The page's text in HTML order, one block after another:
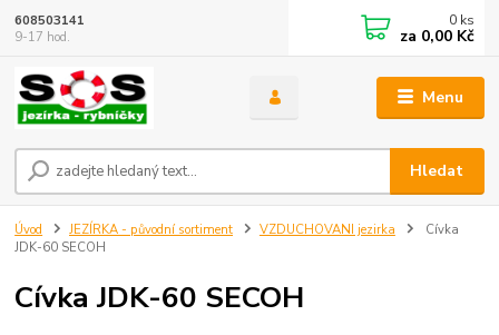
Menu
Hledat
608503141
9-17 hod.
0 ks
za 0,00 Kč
Úvod JEZÍRKA - původní sortiment VZDUCHOVANI jezirka
Cívka
JDK-60 SECOH
Cívka JDK-60 SECOH